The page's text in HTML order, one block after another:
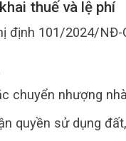
thuế và lệ phí
định 101/2024/NĐ-
chuyển nhượng
quyền sử dụng